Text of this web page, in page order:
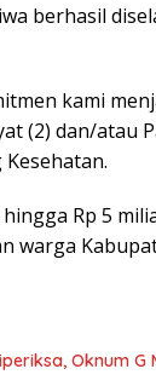
berhasil
kami
(2) dan/atau
Rp 5
warga
Oknum G